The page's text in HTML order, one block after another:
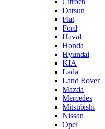
Datsun
Fiat
Ford
Haval
Honda
Hyundai
KIA
Lada
Land Rover
Mazda
Mercedes
Mitsubishi
Nissan
Opel